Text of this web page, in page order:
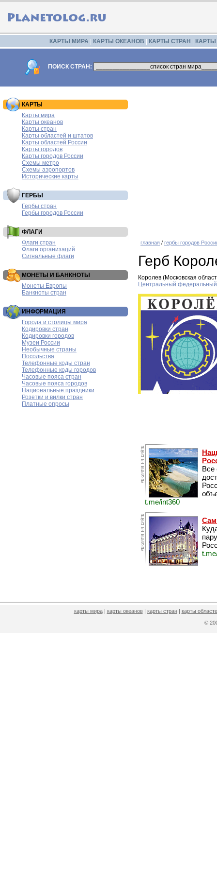
КАРТЫ МИРА КАРТЫ ОКЕАНОВ КАРТЫ СТРАН
ПОИСК СТРАН:
КАРТЫ
Карты мира
Карты океанов
Карты стран
Карты областей и штатов
Карты областей России
Карты городов
Карты городов России
Схемы метро
Схемы аэропортов
Исторические карты
ГЕРБЫ
Гербы стран
Гербы городов России
ФЛАГИ
Флаги стран
Флаги организаций
Сигнальные флаги
МОНЕТЫ И БАНКНОТЫ
Монеты Европы
Банкноты стран
ИНФОРМАЦИЯ
Города и столицы мира
Кодировки стран
Кодировки городов
Музеи России
Необычные страны
Посольства
Телефонные коды стран
Телефонные коды городов
Часовые пояса стран
Часовые пояса городов
Национальные праздники
Розетки и вилки стран
Платные опросы
главная / гербы городов
Герб
Королев (Московская
Центральный федеральный
Все
t.me/int360
карты мира| карты океанов| карты стран| карты
©